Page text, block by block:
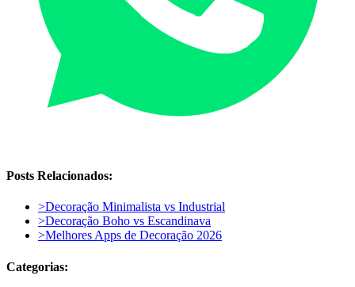
Posts Relacionados:
>Decoração Minimalista vs Industrial
>Decoração Boho vs Escandinava
>Melhores Apps de Decoração 2026
Categorias: